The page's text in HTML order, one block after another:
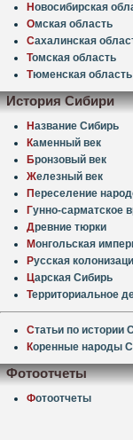
Новосибирская
Омская область
Сахалинская
Томская область
Тюменская область
История Сибири
Название Сибирь
Каменный век
Бронзовый век
Железный век
Переселение
Гунно-сарматское
Древние тюрки
Монгольская
Русская
Царская Сибирь
Территориальное
Статьи по истории
Коренные народы
Фотоотчеты
Фотоотчеты